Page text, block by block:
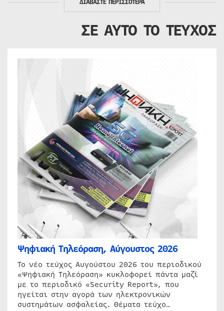
ΔΙΑΒΑΣΤΕ ΠΕΡΙΣΣΟΤΕΡΑ
ΣΕ ΑΥΤΟ ΤΟ ΤΕΥΧΟΣ
Ψηφιακή Τηλεόραση, Αύγουστος 2026
Το νέο τεύχος Αυγούστου 2026 του περιοδικού
«Ψηφιακή Τηλεόραση» κυκλοφορεί πάντα μαζί
με το περιοδικό «Security Report», που
ηγείται στην αγορά των ηλεκτρονικών
συστημάτων ασφαλείας. Θέματα τεύχο…